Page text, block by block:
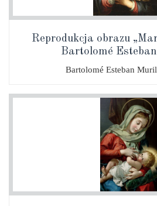
Reprodukcja obrazu
Bartolomé
Bartolomé Esteban